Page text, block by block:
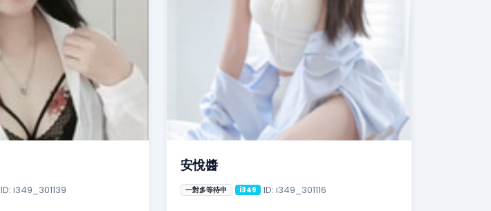
ID: i349_301139
安悅醬
一對多等待中 i349 ID: i349_301116